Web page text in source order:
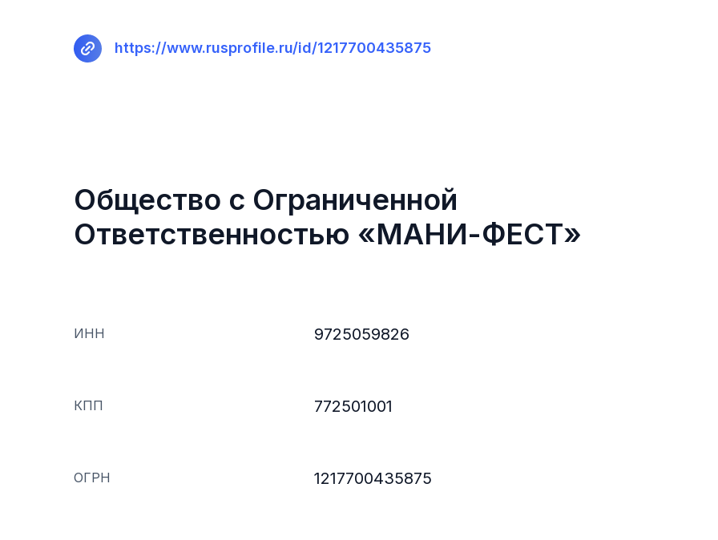
https://www.rusprofile.ru/id/1217700435875
Общество с Ограниченной
Ответственностью «МАНИ-ФЕСТ»
ИНН 9725059826
КПП 772501001
ОГРН 1217700435875